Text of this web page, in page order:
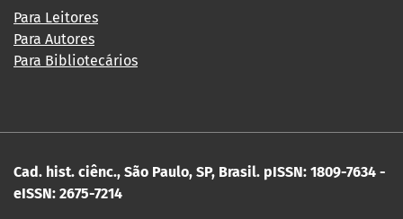
Para Leitores
Para Autores
Para Bibliotecários
Cad. hist. ciênc., São Paulo, SP, Brasil. pISSN: 1809-7634 -
eISSN: 2675-7214